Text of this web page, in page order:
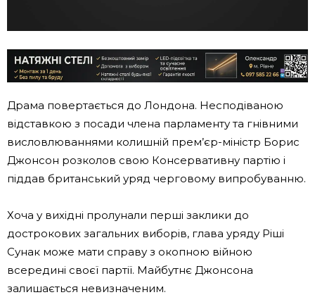
Драма повертається до Лондона. Несподіваною
відставкою з посади члена парламенту та гнівними
висловлюваннями колишній прем’єр-міністр Борис
Джонсон розколов свою Консервативну партію і
піддав британський уряд черговому випробуванню.
Хоча у вихідні пролунали перші заклики до
дострокових загальних виборів, глава уряду Ріші
Сунак може мати справу з окопною війною
всередині своєї партії. Майбутнє Джонсона
залишається невизначеним.